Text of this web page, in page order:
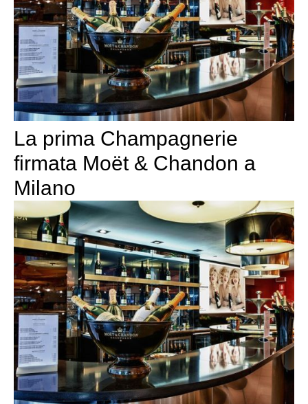
La prima Champagnerie
firmata Moët & Chandon a
Milano